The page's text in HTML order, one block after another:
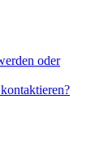
oder